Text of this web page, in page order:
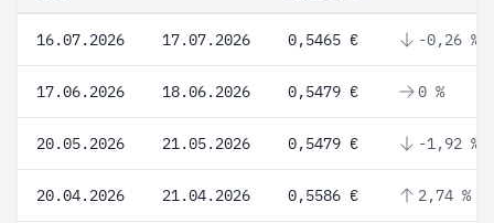
16.07.2026 17.07.2026 0,5465 € -0,26 %
17.06.2026 18.06.2026 0,5479 € 0 %
20.05.2026 21.05.2026 0,5479 € -1,92 %
20.04.2026 21.04.2026 0,5586 € 2,74 %